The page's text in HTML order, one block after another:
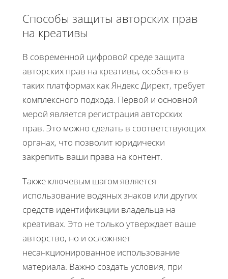
Способы защиты авторских прав
на креативы
В современной цифровой среде защита
авторских прав на креативы, особенно в
таких платформах как Яндекс Директ, требует
комплексного подхода. Первой и основной
мерой является регистрация авторских
прав. Это можно сделать в соответствующих
органах, что позволит юридически
закрепить ваши права на контент.
Также ключевым шагом является
использование водяных знаков или других
средств идентификации владельца на
креативах. Это не только утверждает ваше
авторство, но и осложняет
несанкционированное использование
материала. Важно создать условия, при